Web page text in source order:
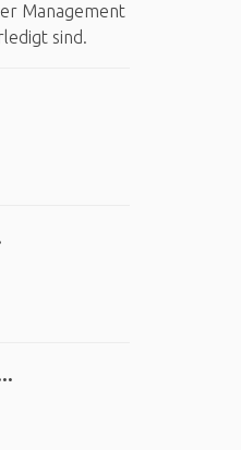
Management
sind.